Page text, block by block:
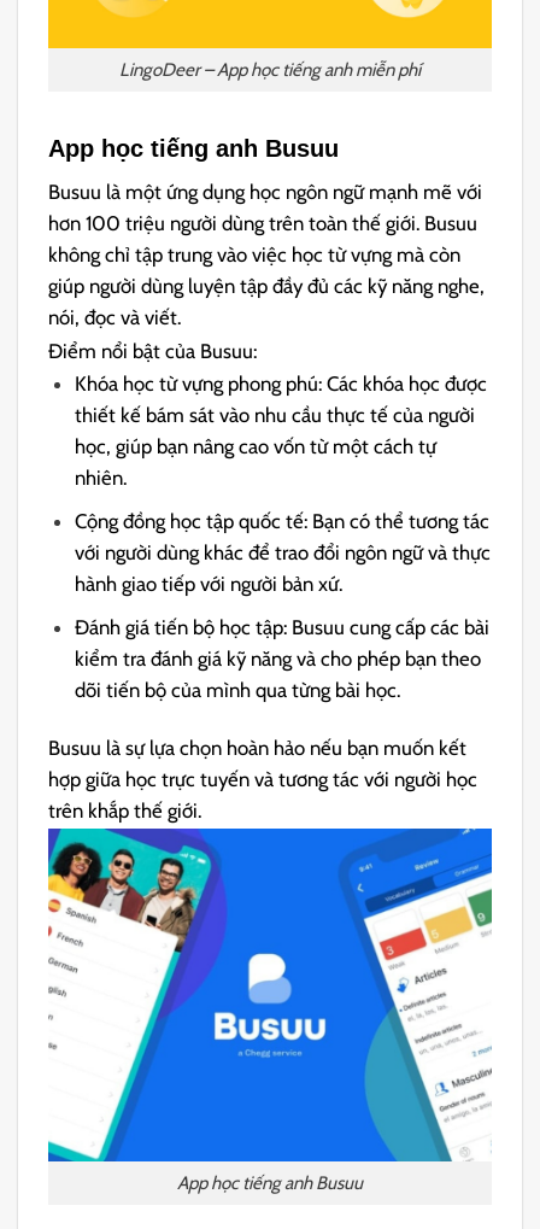
LingoDeer – App học tiếng anh miễn phí
App học tiếng anh Busuu
Busuu là một ứng dụng học ngôn ngữ mạnh mẽ với
hơn 100 triệu người dùng trên toàn thế giới. Busuu
không chỉ tập trung vào việc học từ vựng mà còn
giúp người dùng luyện tập đầy đủ các kỹ năng nghe,
nói, đọc và viết.
Điểm nổi bật của Busuu:
Khóa học từ vựng phong phú: Các khóa học được
thiết kế bám sát vào nhu cầu thực tế của người
học, giúp bạn nâng cao vốn từ một cách tự
nhiên.
Cộng đồng học tập quốc tế: Bạn có thể tương tác
với người dùng khác để trao đổi ngôn ngữ và thực
hành giao tiếp với người bản xứ.
Đánh giá tiến bộ học tập: Busuu cung cấp các bài
kiểm tra đánh giá kỹ năng và cho phép bạn theo
dõi tiến bộ của mình qua từng bài học.
Busuu là sự lựa chọn hoàn hảo nếu bạn muốn kết
hợp giữa học trực tuyến và tương tác với người học
trên khắp thế giới.
App học tiếng anh Busuu